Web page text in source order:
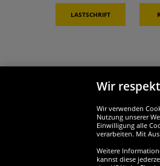
Lastschrift
Partner &
Widerruf
Wir
Wir verwenden
Nutzung unserer
Einwilligung alle
verarbeiten. Mit
Weitere
kannst diese